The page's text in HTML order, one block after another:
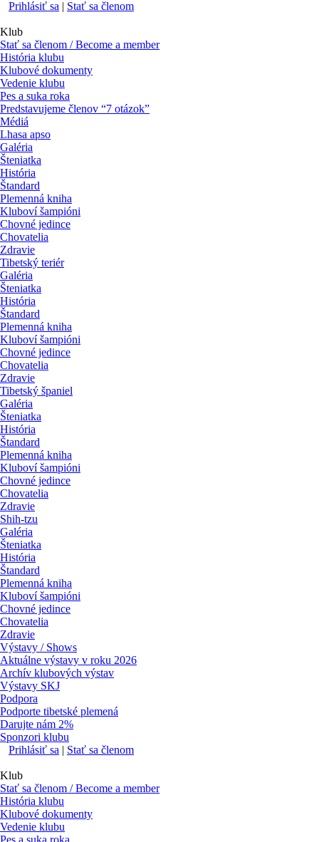
Prihlásiť sa | Stať sa členom
Klub
Stať sa členom / Become a member
História klubu
Klubové dokumenty
Vedenie klubu
Pes a suka roka
Predstavujeme členov “7 otázok”
Médiá
Lhasa apso
Galéria
Šteniatka
História
Štandard
Plemenná kniha
Kluboví šampióni
Chovné jedince
Chovatelia
Zdravie
Tibetský teriér
Galéria
Šteniatka
História
Štandard
Plemenná kniha
Kluboví šampióni
Chovné jedince
Chovatelia
Zdravie
Tibetský španiel
Galéria
Šteniatka
História
Štandard
Plemenná kniha
Kluboví šampióni
Chovné jedince
Chovatelia
Zdravie
Shih-tzu
Galéria
Šteniatka
História
Štandard
Plemenná kniha
Kluboví šampióni
Chovné jedince
Chovatelia
Zdravie
Výstavy / Shows
Aktuálne výstavy v roku 2026
Archív klubových výstav
Výstavy SKJ
Podpora
Podporte tibetské plemená
Darujte nám 2%
Sponzori klubu
Prihlásiť sa | Stať sa členom
Klub
Stať sa členom / Become a member
História klubu
Klubové dokumenty
Vedenie klubu
Pes a suka roka